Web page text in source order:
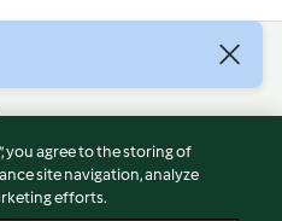
you agree to the storing of
site navigation, analyze
efforts.